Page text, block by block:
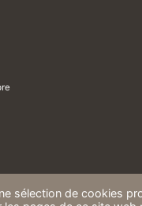
sélection de cookies